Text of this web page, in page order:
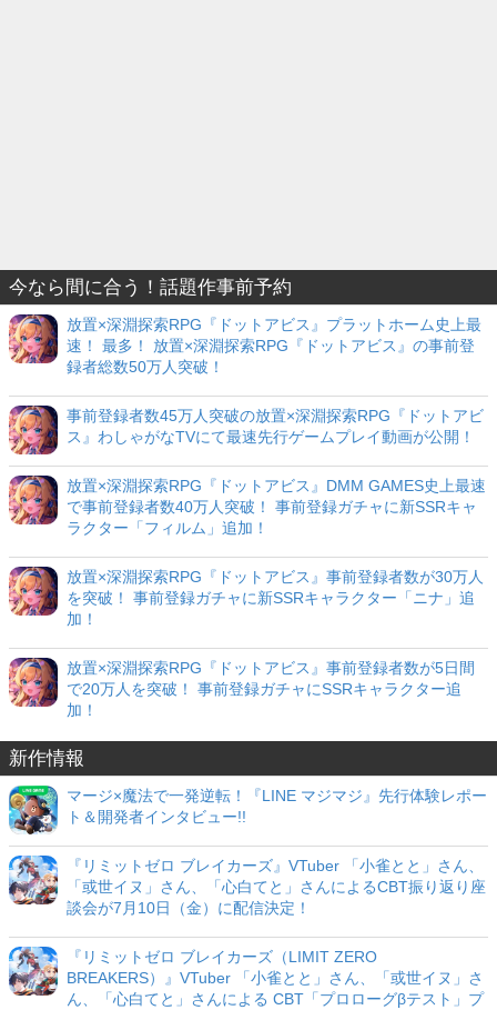
今なら間に合う！話題作事前予約
放置×深淵探索RPG『ドットアビス』プラットホーム史上最
速！ 最多！ 放置×深淵探索RPG『ドットアビス』の事前登
録者総数50万人突破！
事前登録者数45万人突破の放置×深淵探索RPG『ドットアビ
ス』わしゃがなTVにて最速先行ゲームプレイ動画が公開！
放置×深淵探索RPG『ドットアビス』DMM GAMES史上最速
で事前登録者数40万人突破！ 事前登録ガチャに新SSRキャ
ラクター「フィルム」追加！
放置×深淵探索RPG『ドットアビス』事前登録者数が30万人
を突破！ 事前登録ガチャに新SSRキャラクター「ニナ」追
加！
放置×深淵探索RPG『ドットアビス』事前登録者数が5日間
で20万人を突破！ 事前登録ガチャにSSRキャラクター追
加！
新作情報
マージ×魔法で一発逆転！『LINE マジマジ』先行体験レポー
ト＆開発者インタビュー!!
『リミットゼロ ブレイカーズ』VTuber 「小雀とと」さん、
「或世イヌ」さん、「心白てと」さんによるCBT振り返り座
談会が7月10日（金）に配信決定！
『リミットゼロ ブレイカーズ（LIMIT ZERO
BREAKERS）』VTuber 「小雀とと」さん、「或世イヌ」さ
ん、「心白てと」さんによる CBT「プロローグβテスト」プ